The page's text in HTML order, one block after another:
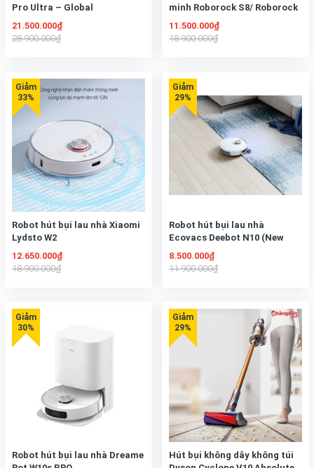
Pro Ultra – Global
21.500.000₫
28.900.000₫
minh Roborock S8/ Roborock
S8 Plus
11.500.000₫
18.900.000₫
Robot hút bụi lau nhà Xiaomi
Lydsto W2
12.650.000₫
18.900.000₫
Robot hút bụi lau nhà
Ecovacs Deebot N10 (New
2023)
8.500.000₫
11.900.000₫
Robot hút bụi lau nhà Dreame
Hút bụi không dây không túi